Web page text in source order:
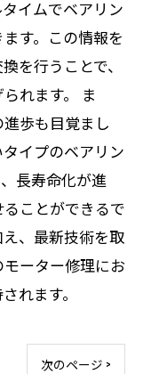
イムでベアリン
す。この情報を
を行うことで、
れます。 ま
歩も目覚まし
イプのベアリン
長寿命化が進
ことができるで
、最新技術を取
ーター修理にお
れます。
次のページ >